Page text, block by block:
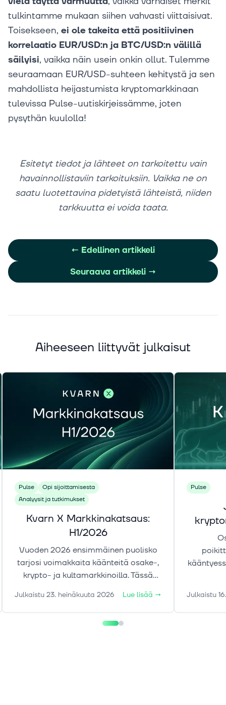
tulkintamme mukaan siihen vahvasti viittaisivat.
Toisekseen, ei ole takeita että positiivinen
korrelaatio EUR/USD:n ja BTC/USD:n välillä
säilyisi, vaikka näin usein onkin ollut. Tulemme
seuraamaan EUR/USD-suhteen kehitystä ja sen
mahdollista heijastumista kryptomarkkinaan
tulevissa Pulse-uutiskirjeissämme, joten
pysythän kuulolla!
Esitetyt tiedot ja lähteet on tarkoitettu vain
havainnollistaviin tarkoituksiin. Vaikka ne on
saatu luotettavina pidetyistä lähteistä, niiden
tarkkuutta ei voida taata.
← Edellinen artikkeli
Seuraava artikkeli →
Aiheeseen liittyvät julkaisut
Pulse
Opi sijoittamisesta
Analyysit ja tutkimukset
Kvarn X Markkinakatsaus:
H1/2026
Vuoden 2026 ensimmäinen puolisko
tarjosi voimakkaita käänteitä osake-,
krypto- ja kultamarkkinoilla. Tässä
liikkeiden taustalla vaikuttaneita
tekijöitä sekä keskeisiä riskejä ja
ajureita, jotka voivat määrittää
Julkaistu 23. heinäkuuta 2026 Lue lisää →
Pulse
Julkaistu